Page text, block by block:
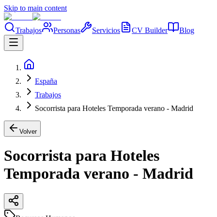
Skip to main content
Trabajos Personas Servicios CV Builder Blog
España
Trabajos
Socorrista para Hoteles Temporada verano - Madrid
Volver
Socorrista para Hoteles
Temporada verano - Madrid